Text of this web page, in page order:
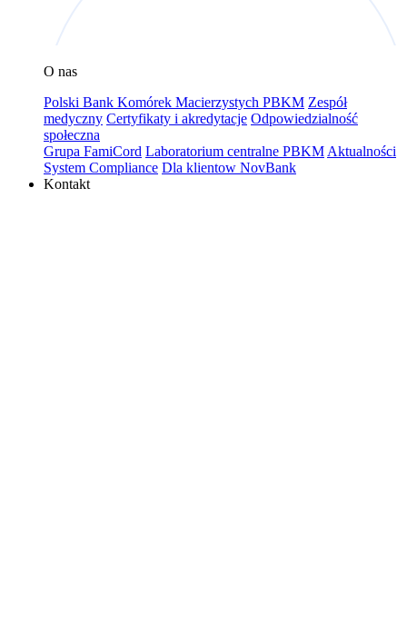
O nas
Polski Bank Komórek Macierzystych PBKM Zespół
medyczny Certyfikaty i akredytacje Odpowiedzialność
społeczna
Grupa FamiCord Laboratorium centralne PBKM Aktualności
System Compliance Dla klientow NovBank
Kontakt